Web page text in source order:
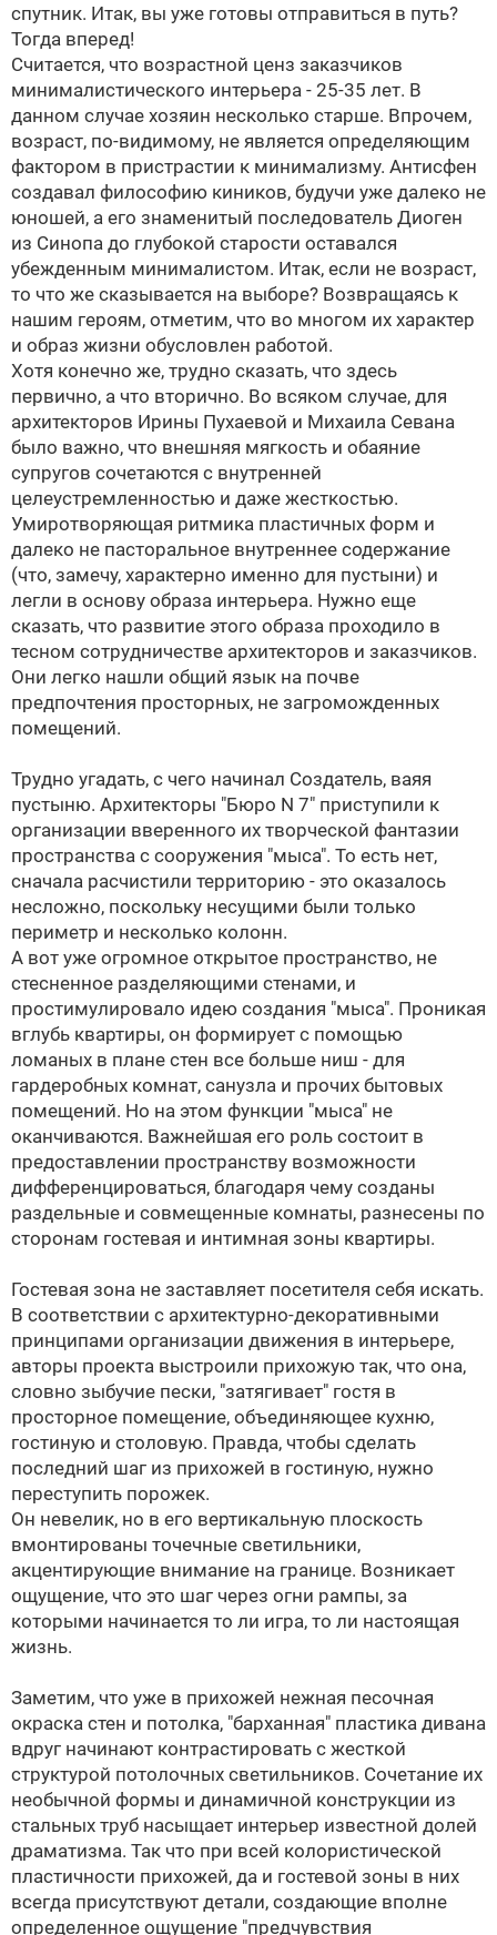
спутник. Итак, вы уже готовы отправиться в путь?
Тогда вперед!
Считается, что возрастной ценз заказчиков
минималистического интерьера - 25-35 лет. В
данном случае хозяин несколько старше. Впрочем,
возраст, по-видимому, не является определяющим
фактором в пристрастии к минимализму. Антисфен
создавал философию киников, будучи уже далеко не
юношей, а его знаменитый последователь Диоген
из Синопа до глубокой старости оставался
убежденным минималистом. Итак, если не возраст,
то что же сказывается на выборе? Возвращаясь к
нашим героям, отметим, что во многом их характер
и образ жизни обусловлен работой.
Хотя конечно же, трудно сказать, что здесь
первично, а что вторично. Во всяком случае, для
архитекторов Ирины Пухаевой и Михаила Севана
было важно, что внешняя мягкость и обаяние
супругов сочетаются с внутренней
целеустремленностью и даже жесткостью.
Умиротворяющая ритмика пластичных форм и
далеко не пасторальное внутреннее содержание
(что, замечу, характерно именно для пустыни) и
легли в основу образа интерьера. Нужно еще
сказать, что развитие этого образа проходило в
тесном сотрудничестве архитекторов и заказчиков.
Они легко нашли общий язык на почве
предпочтения просторных, не загроможденных
помещений.
Трудно угадать, с чего начинал Создатель, ваяя
пустыню. Архитекторы "Бюро N 7" приступили к
организации вверенного их творческой фантазии
пространства с сооружения "мыса". То есть нет,
сначала расчистили территорию - это оказалось
несложно, поскольку несущими были только
периметр и несколько колонн.
А вот уже огромное открытое пространство, не
стесненное разделяющими стенами, и
простимулировало идею создания "мыса". Проникая
вглубь квартиры, он формирует с помощью
ломаных в плане стен все больше ниш - для
гардеробных комнат, санузла и прочих бытовых
помещений. Но на этом функции "мыса" не
оканчиваются. Важнейшая его роль состоит в
предоставлении пространству возможности
дифференцироваться, благодаря чему созданы
раздельные и совмещенные комнаты, разнесены по
сторонам гостевая и интимная зоны квартиры.
Гостевая зона не заставляет посетителя себя искать.
В соответствии с архитектурно-декоративными
принципами организации движения в интерьере,
авторы проекта выстроили прихожую так, что она,
словно зыбучие пески, "затягивает" гостя в
просторное помещение, объединяющее кухню,
гостиную и столовую. Правда, чтобы сделать
последний шаг из прихожей в гостиную, нужно
переступить порожек.
Он невелик, но в его вертикальную плоскость
вмонтированы точечные светильники,
акцентирующие внимание на границе. Возникает
ощущение, что это шаг через огни рампы, за
которыми начинается то ли игра, то ли настоящая
жизнь.
Заметим, что уже в прихожей нежная песочная
окраска стен и потолка, "барханная" пластика дивана
вдруг начинают контрастировать с жесткой
структурой потолочных светильников. Сочетание их
необычной формы и динамичной конструкции из
стальных труб насыщает интерьер известной долей
драматизма. Так что при всей колористической
пластичности прихожей, да и гостевой зоны в них
всегда присутствуют детали, создающие вполне
определенное ощущение "предчувствия